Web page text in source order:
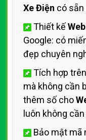
Xe Điện có sẵn
Thiết kế
Google: có
đẹp chuyên
Tích hợp trên
mà không cần
thêm số cho
luôn không
Bảo mật mã